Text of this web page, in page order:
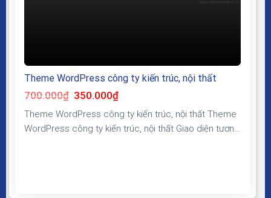
Theme WordPress công ty kiến trúc, nội thất
700.000₫ Giá
gốc
là:
700.000₫.
350.000₫Giá
là:
350.000₫.
Theme WordPress công ty kiến trúc, nội thất Theme
WordPress công ty kiến trúc, nội thất Giao diện tương